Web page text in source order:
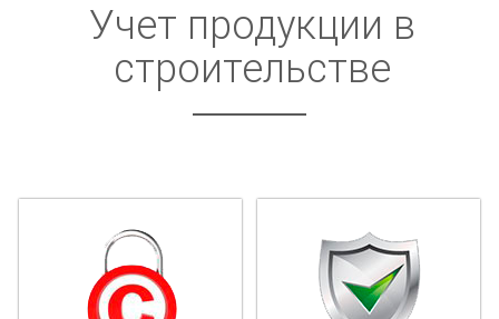
Учет продукции в
строительстве